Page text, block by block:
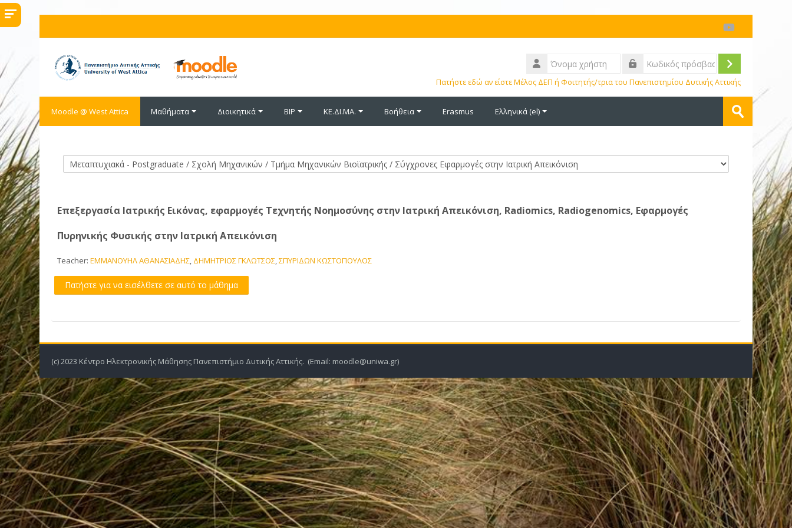
Μετάβαση στο κεντρικό περιεχόμενο
Κωδικός
πρόσβασης
Σύνδεση
Πατήστε εδώ αν είστε Μέλος ΔΕΠ ή Φοιτητής/τρια του Πανεπιστημίου Δυτικής Αττικής
Moodle @ West Attica Μαθήματα Διοικητικά BIP ΚΕ.ΔΙ.ΜΑ. Βοήθεια Erasmus Ελληνικά ‎(el)‎ Υποβολή
Κατηγορίες μαθημάτων
Επεξεργασία Ιατρικής Εικόνας, εφαρμογές Τεχνητής Νοημοσύνης στην Ιατρική Απεικόνιση, Radiomics, Radiogenomics, Εφαρμογές
Πυρηνικής Φυσικής στην Ιατρική Απεικόνιση
Teacher:ΕΜΜΑΝΟΥΗΛ ΑΘΑΝΑΣΙΑΔΗΣ ΔΗΜΗΤΡΙΟΣ ΓΚΛΩΤΣΟΣ ,ΣΠΥΡΙΔΩΝ ΚΩΣΤΟΠΟΥΛΟΣ
Πατήστε για να εισέλθετε σε αυτό το μάθημα
(c) 2023 Κέντρο Ηλεκτρονικής Μάθησης Πανεπιστήμιο Δυτικής Αττικής. (Email: moodle@uniwa.gr)